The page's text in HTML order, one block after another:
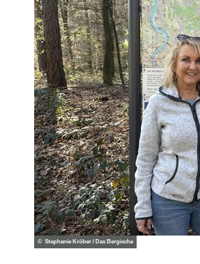
© Stephanie Kröber / Das Bergische